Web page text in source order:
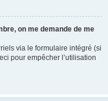
on me demande de me
via le formulaire intégré (si
pour empêcher l’utilisation